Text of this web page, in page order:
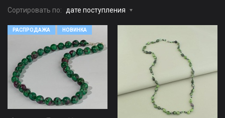
Сортировать по: дате поступления
РАСПРОДАЖА НОВИНКА